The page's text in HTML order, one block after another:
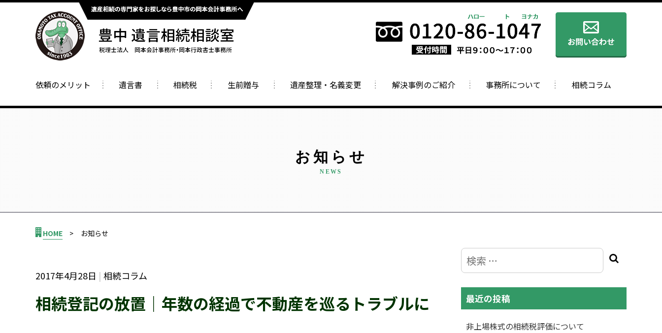
依頼のメリット 遺言書 相続税 生前贈与 遺産整理・名義変更 解決事例のご紹介 事務所について 相続コラム
お知らせ
HOME お知らせ
2017年4月28日 相続コラム
相続登記の放置｜年数の経過で不動産を巡るトラブルに 最近の投稿
非上場株式の相続税評価について